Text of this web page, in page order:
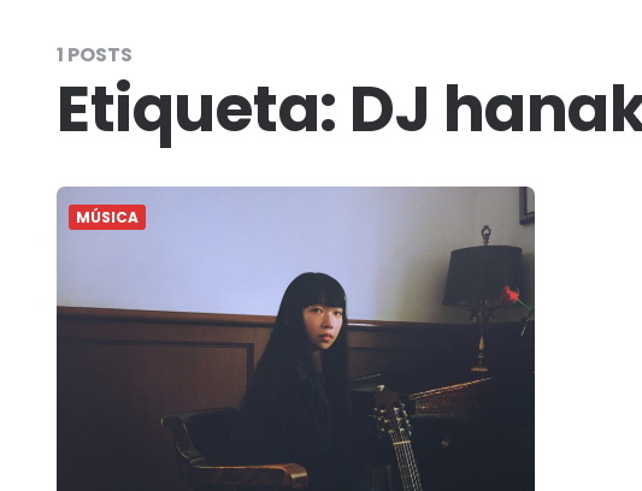
1 POSTS
Etiqueta: DJ
MÚSICA